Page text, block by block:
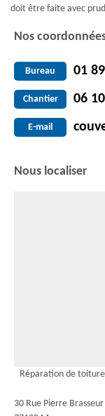
doit être faite avec
Nos
Bureau 01
Chantier 06
E-mail
Nous localiser
Réparation de
30 Rue Pierre Brasseur